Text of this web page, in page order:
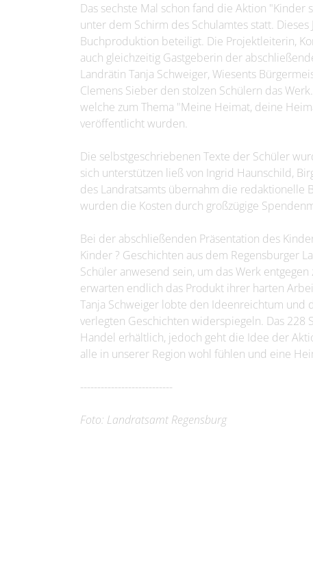
Das sechste Mal schon fand die Aktion
unter dem Schirm des Schulamtes statt.
Buchproduktion beteiligt. Die Projektleiterin,
auch gleichzeitig Gastgeberin der
Landrätin Tanja Schweiger, Wiesents
Clemens Sieber den stolzen Schülern das
welche zum Thema "Meine Heimat, deine
veröffentlicht wurden.
Die selbstgeschriebenen Texte der Schüler
sich unterstützen ließ von Ingrid Haunschild,
des Landratsamts übernahm die
wurden die Kosten durch großzügige
Bei der abschließenden Präsentation des
Kinder ? Geschichten aus dem Regensburger
Schüler anwesend sein, um das Werk
erwarten endlich das Produkt ihrer harten
Tanja Schweiger lobte den Ideenreichtum und
verlegten Geschichten widerspiegeln. Das
Handel erhältlich, jedoch geht die Idee der
alle in unserer Region wohl fühlen und eine
---------------------------
Foto: Landratsamt Regensburg